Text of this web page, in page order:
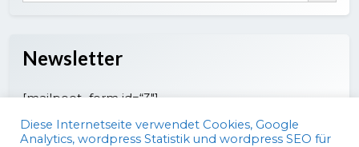
Newsletter
[mailpoet_form id=“3″]
Diese Internetseite verwendet Cookies, Google
Analytics, wordpress Statistik und wordpress SEO für